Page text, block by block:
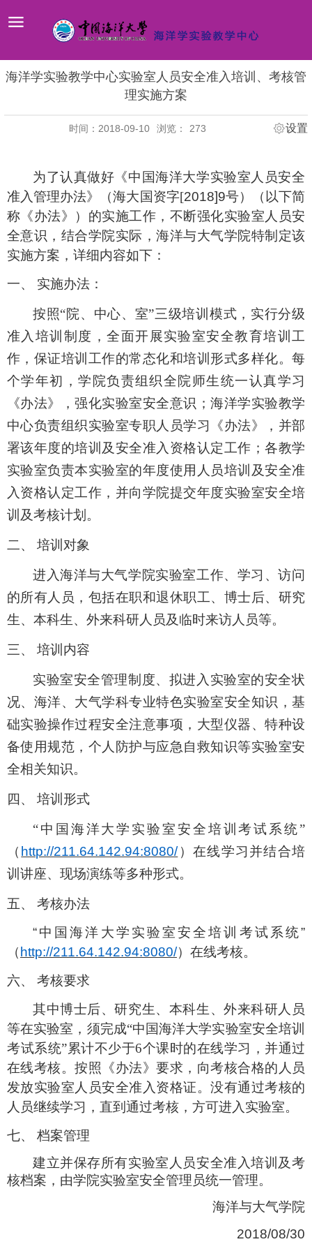
海洋学实验教学中心实验室人员安全准入培训、考核管
理实施方案
时间：2018-09-10 浏览： 273 设置
为了认真做好《中国海洋大学实验室人员安全
准入管理办法》（海大国资字[2018]9号）（以下简
称《办法》）的实施工作，不断强化实验室人员安
全意识，结合学院实际，海洋与大气学院特制定该
实施方案，详细内容如下：
一、 实施办法：
按照“院、 中心、 室”三级培训模式，实行分级
准入培训制度 ，全面开展实验室安全教育培训工
作，保证培训工作的常态化和培训形式多样化。每
个学年初，学院负责组织全院师生统一认真学习
《办法》，强化实验室安全意识；海洋学实验教学
中心负责组织实验室专职人员学习《办法》，并部
署该年度的培训及安全准入资格认定工作；各教学
实验室负责本实验室的年度使用人员培训及安全准
入资格认定工作，并向学院提交年度实验室安全培
训及考核计划。
二、 培训对象
进入海洋与大气学院实验室工作、学习、访问
的所有人员，包括在职和退休职工、博士后、研究
生、本科生、外来科研人员及临时来访人员等。
三、 培训内容
实验室安全管理制度、拟进入实验室的安全状
况、海洋、大气学科专业特色实验室安全知识，基
础实验操作过程安全注意事项，大型仪器、特种设
备使用规范，个人防护与应急自救知识等实验室安
全相关知识。
四、 培训形式
“中国海洋大学实验室安全培训考试系统”
（ http://211.64.142.94:8080/）在线学习并结合培
训讲座、现场演练等多种形式。
五、 考核办法
“中国海洋大学实验室安全培训考试系统”
（http://211.64.142.94:8080/）在线考核。
六、 考核要求
其中博士后、研究生、本科生、外来科研人员
等在实验室，须完成“中国海洋大学实验室安全培训
考试系统”累计不少于6个课时的在线学习，并通过
在线考核。按照《办法》要求，向考核合格的人员
发放实验室人员安全准入资格证。没有通过考核的
人员继续学习，直到通过考核，方可进入实验室。
七、 档案管理
建立并保存所有实验室人员安全准入培训及考
核档案，由学院实验室安全管理员统一管理。
海洋与大气学院
2018/08/30